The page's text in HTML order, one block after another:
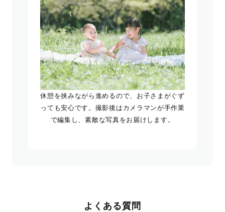
休憩を挟みながら進めるので、お子さまがぐず
っても安心です。撮影後はカメラマンが手作業
で編集し、素敵な写真をお届けします。
よくある質問